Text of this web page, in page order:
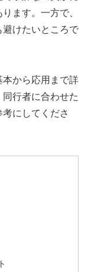
ます。一方で、
けたいところで
本から応用まで詳
行者に合わせた
にしてくださ